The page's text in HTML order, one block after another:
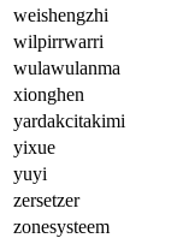
weishengzhi
wilpirrwarri
wulawulanma
xionghen
yardakcitakimi
yixue
yuyi
zersetzer
zonesysteem